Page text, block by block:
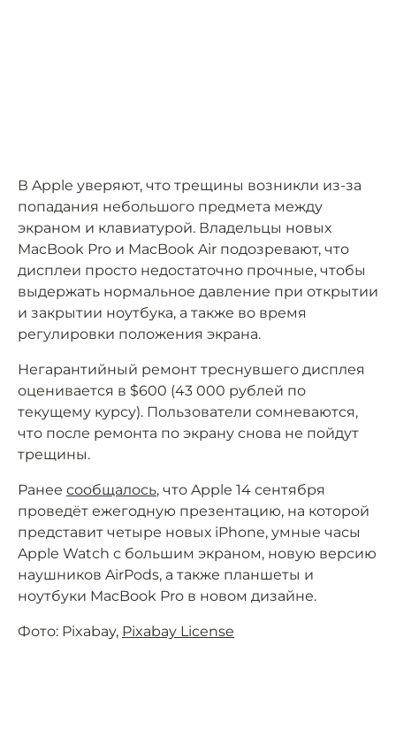
В Apple уверяют, что трещины возникли из-за
попадания небольшого предмета между
экраном и клавиатурой. Владельцы новых
MacBook Pro и MacBook Air подозревают, что
дисплеи просто недостаточно прочные, чтобы
выдержать нормальное давление при открытии
и закрытии ноутбука, а также во время
регулировки положения экрана.
Негарантийный ремонт треснувшего дисплея
оценивается в $600 (43 000 рублей по
текущему курсу). Пользователи сомневаются,
что после ремонта по экрану снова не пойдут
трещины.
Ранее сообщалось, что Apple 14 сентября
проведёт ежегодную презентацию, на которой
представит четыре новых iPhone, умные часы
Apple Watch с большим экраном, новую версию
наушников AirPods, а также планшеты и
ноутбуки MacBook Pro в новом дизайне.
Фото: Pixabay, Pixabay License